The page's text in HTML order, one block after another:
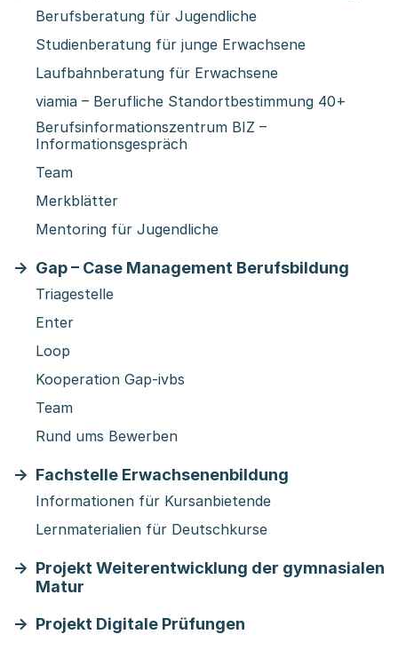
Berufsberatung für Jugendliche
Studienberatung für junge Erwachsene
Laufbahnberatung für Erwachsene
viamia – Berufliche Standortbestimmung 40+
Berufsinformationszentrum BIZ –
Informationsgespräch
Team
Merkblätter
Mentoring für Jugendliche
Gap – Case Management Berufsbildung
Triagestelle
Enter
Loop
Kooperation Gap-ivbs
Team
Rund ums Bewerben
Fachstelle Erwachsenenbildung
Informationen für Kursanbietende
Lernmaterialien für Deutschkurse
Projekt Weiterentwicklung der gymnasialen
Matur
Projekt Digitale Prüfungen